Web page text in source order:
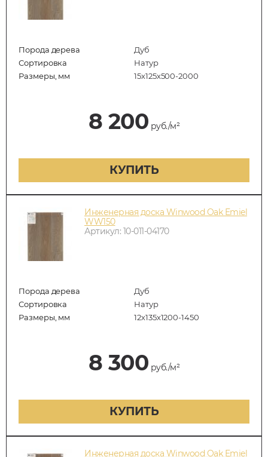
Порода дерева
Дуб
Сортировка
Натур
Размеры, мм
15х125х500-2000
8 200 руб./м²
КУПИТЬ
Инженерная доска Winwood Oak Emiel
WW150
Артикул: 10-011-04170
Порода дерева
Дуб
Сортировка
Натур
Размеры, мм
12х135х1200-1450
8 300 руб./м²
КУПИТЬ
Инженерная доска Winwood Oak Emiel